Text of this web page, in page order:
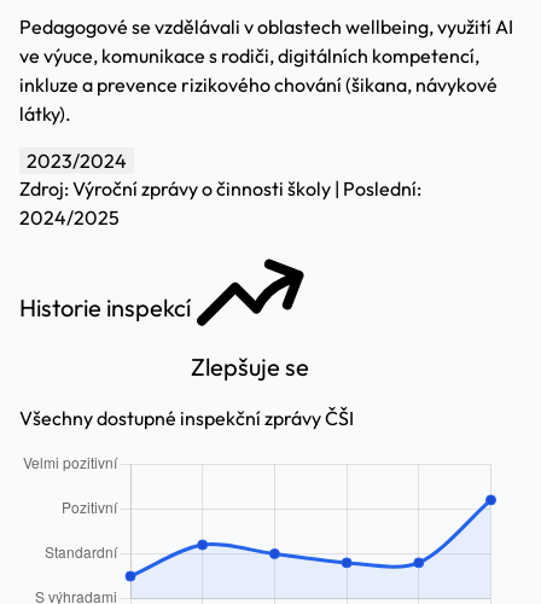
Pedagogové se vzdělávali v oblastech wellbeing, využití AI
ve výuce, komunikace s rodiči, digitálních kompetencí,
inkluze a prevence rizikového chování (šikana, návykové
látky).
2023/2024
Zdroj: Výroční zprávy o činnosti školy | Poslední:
2024/2025
Historie inspekcí
Zlepšuje se
Všechny dostupné inspekční zprávy ČŠI